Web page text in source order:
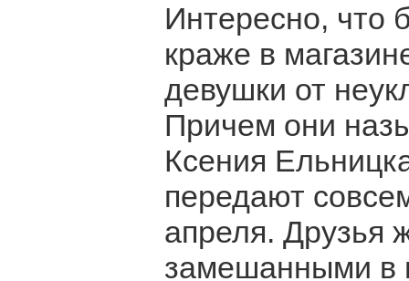
Интересно, что
краже в
девушки от
Причем они
Ксения
передают
апреля. Друзья
замешанными в